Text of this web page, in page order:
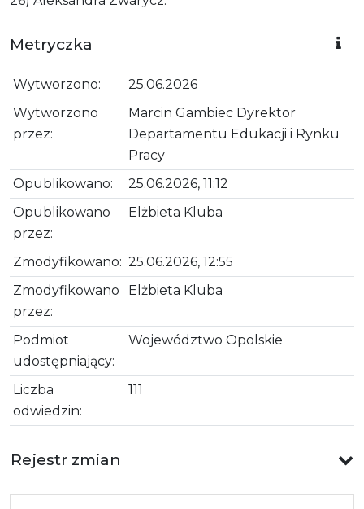
Metryczka
Wytworzono:
25.06.2026
Wytworzono
przez:
Marcin Gambiec Dyrektor
Departamentu Edukacji i Rynku
Pracy
Opublikowano:
25.06.2026, 11:12
Opublikowano
przez:
Elżbieta Kluba
Zmodyfikowano: 25.06.2026, 12:55
Zmodyfikowano
przez:
Elżbieta Kluba
Podmiot
udostępniający:
Województwo Opolskie
Liczba
odwiedzin:
111
Rejestr zmian